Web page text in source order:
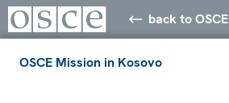
back to OSCE
OSCE Mission in Kosovo